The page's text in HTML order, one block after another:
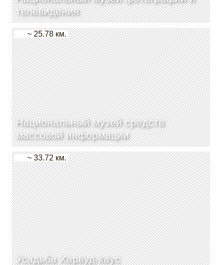
телевидения
Национальный музей средств
массовой информации
~ 25.78 км.
Усадьба Харвуд-хаус
~ 33.72 км.